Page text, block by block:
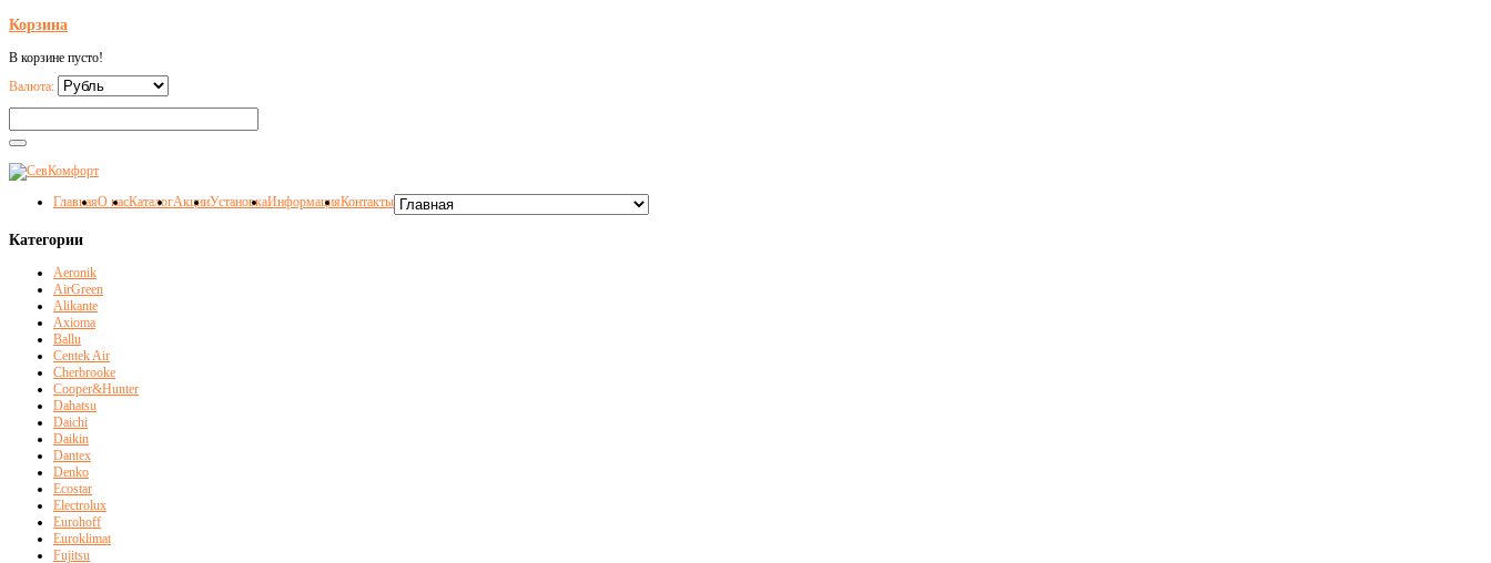
Корзина
В корзине пусто!
Валюта:
ГлавнаяО насКаталогАкцииУстановкаИнформацияКонтакты
Категории
Aeronik
AirGreen
Alikante
Axioma
Ballu
Centek Air
Cherbrooke
Cooper&Hunter
Dahatsu
Daichi
Daikin
Dantex
Denko
Ecostar
Electrolux
Eurohoff
Euroklimat
Fujitsu